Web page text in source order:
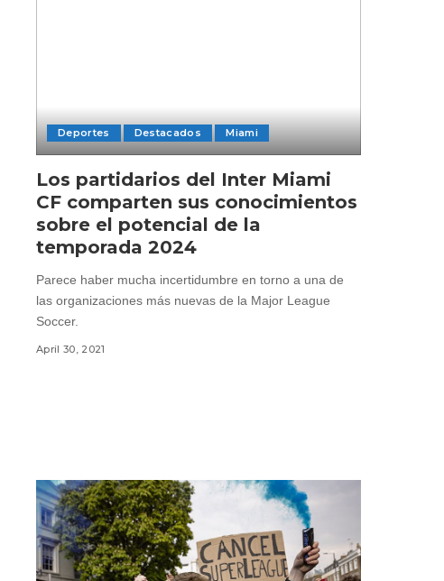
Deportes Destacados Miami
Los partidarios del Inter Miami
CF comparten sus conocimientos
sobre el potencial de la
temporada 2024
Parece haber mucha incertidumbre en torno a una de
las organizaciones más nuevas de la Major League
Soccer.
April 30, 2021